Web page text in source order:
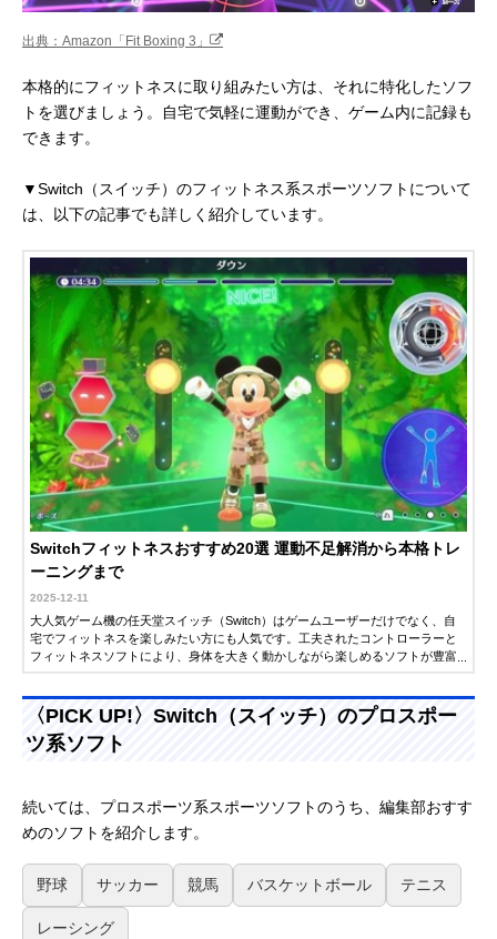
出典：Amazon「Fit Boxing 3」
本格的にフィットネスに取り組みたい方は、それに特化したソフ
トを選びましょう。自宅で気軽に運動ができ、ゲーム内に記録も
できます。
▼Switch（スイッチ）のフィットネス系スポーツソフトについて
は、以下の記事でも詳しく紹介しています。
Switchフィットネスおすすめ20選 運動不足解消から本格トレ
ーニングまで
2025-12-11
大人気ゲーム機の任天堂スイッチ（Switch）はゲームユーザーだけでなく、自
宅でフィットネスを楽しみたい方にも人気です。工夫されたコントローラーと
フィットネスソフトにより、身体を大きく動かしながら楽しめるソフトが豊富
を始めましょう！
〈PICK UP!〉Switch（スイッチ）のプロスポー
ツ系ソフト
続いては、プロスポーツ系スポーツソフトのうち、編集部おすす
めのソフトを紹介します。
野球 サッカー 競馬 バスケットボール テニス
レーシング